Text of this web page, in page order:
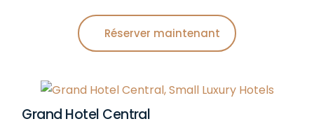
Réserver maintenant
Grand Hotel Central